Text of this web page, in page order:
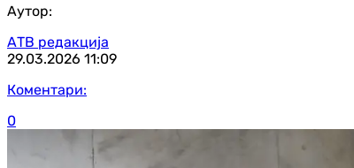
Аутор:
АТВ редакција
29.03.2026 11:09
Коментари:
0